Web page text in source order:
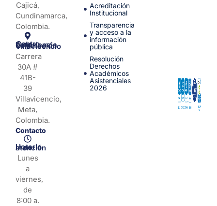
Cajicá,
Cundinamarca,
Colombia.
Centro de Experiencia y Orientación Villavicencio
Carrera
30A #
41B-
39
Villavicencio,
Meta,
Colombia.
Contacto
Horario de atención
Lunes
a
viernes,
de
8:00 a.
Acreditación
Institucional
Transparencia
y acceso a la
información
pública
Resolución
Derechos
Académicos
Asistenciales
2026